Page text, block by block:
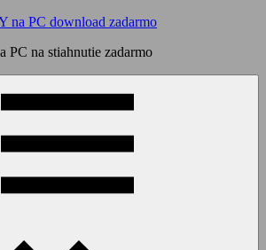
na PC download zadarmo
na stiahnutie zadarmo